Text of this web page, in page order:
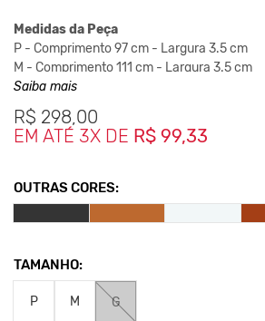
Medidas da Peça
P - Comprimento 97 cm - Largura 3.5 cm
M - Comprimento 111 cm - Largura 3.5 cm
G - Comprimento 123 cm - Largura 3.5 cm
*As medidas podem ter variação de até 2
monitor.
Nos Produtos da King55 não se utilizam
origem animal. Além disso,
Saiba mais
R$ 298,00
EM ATÉ 3X DE R$ 99,33
OUTRAS CORES:
TAMANHO:
P M G